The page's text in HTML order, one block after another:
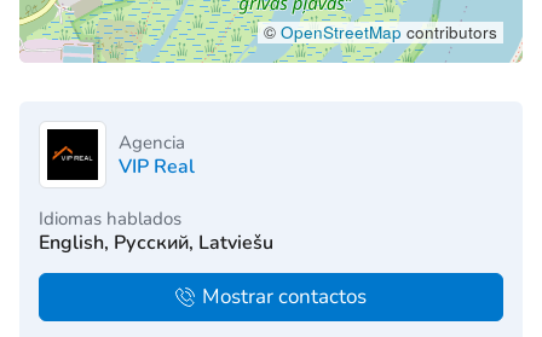
© OpenStreetMap contributors
Agencia
VIP Real
Idiomas hablados
English, Русский, Latviešu
Mostrar contactos